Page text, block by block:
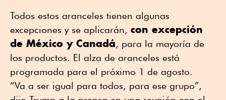
Todos estos aranceles tienen algunas
excepciones y se aplicarán, con excepción
de México y Canadá, para la mayoría de
los productos. El alza de aranceles está
programada para el próximo 1 de agosto.
“Va a ser igual para todos, para ese grupo”,